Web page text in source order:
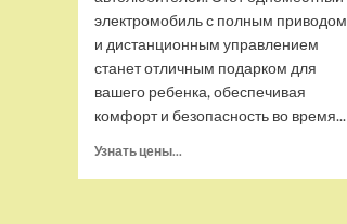
электромобиль с полным приводом
и дистанционным управлением
станет отличным подарком для
вашего ребенка, обеспечивая
комфорт и безопасность во время...
Узнать цены...